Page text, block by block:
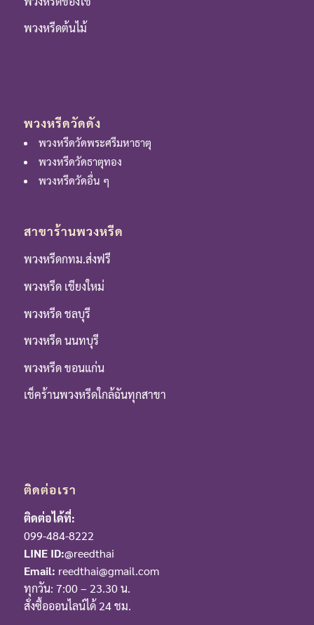
พวงหรีดต้นไม้
พวงหรีดวัดดัง
พวงหรีดวัดพระศรีมหาธาตุ
พวงหรีดวัดธาตุทอง
พวงหรีดวัดอื่น ๆ
สาขาร้านพวงหรีด
พวงหรีดกทม.ส่งฟรี
พวงหรีด เชียงใหม่
พวงหรีด ชลบุรี
พวงหรีด นนทบุรี
พวงหรีด ขอนแก่น
เช็คร้านพวงหรีดใกล้ฉันทุกสาขา
ติดต่อเรา
ติดต่อได้ที่:
099-484-8222
LINE ID:@reedthai
Email: reedthai@gmail.com
ทุกวัน: 7:00 – 23.30 น.
สั่งซื้อออนไลน์ได้ 24 ชม.